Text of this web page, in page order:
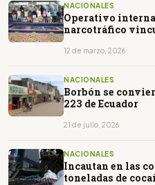
NACIONALES
Operativo
narcotráfico
12 de marzo, 2026
NACIONALES
Borbón se
223 de Ecuador
21 de julio, 2026
NACIONALES
Incautan en las
toneladas de